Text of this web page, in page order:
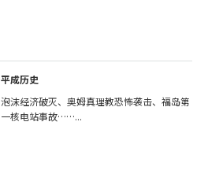
平成历史
泡沫经济破灭、奥姆真理教恐怖袭击、福岛第
一核电站事故……...